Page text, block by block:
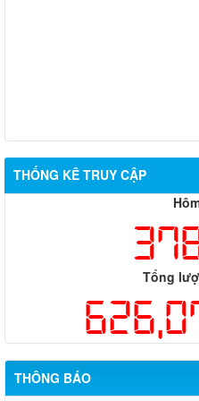
THỐNG KÊ TRUY CẬP
Tổng
THÔNG BÁO